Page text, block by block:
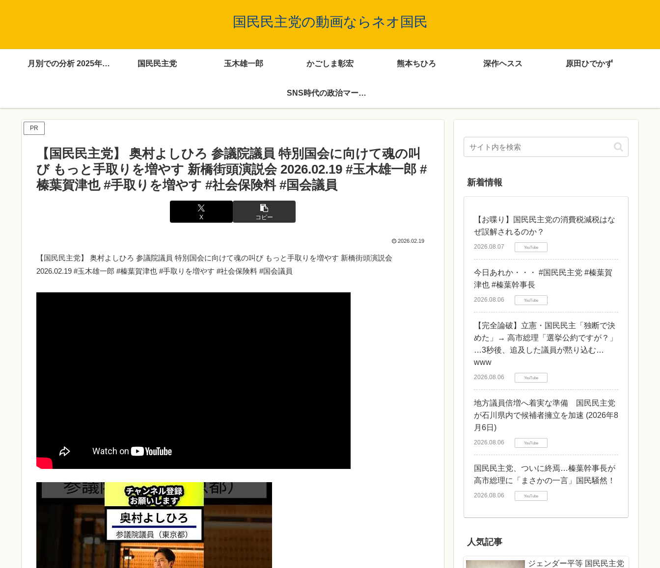
国民民主党の動画ならネオ国民
月別での分析 2025年4月～12月 国民民主党 玉木雄一郎 かごしま彰宏 熊本ちひろ 深作ヘスス 原田ひでかず
SNS時代の政治マーケティング
PR
【国民民主党】 奥村よしひろ 参議院議員 特別国会に向けて魂の叫
び もっと手取りを増やす 新橋街頭演説会 2026.02.19 #玉木雄一郎 #
榛葉賀津也 #手取りを増やす #社会保険料 #国会議員
X コピー
2026.02.19
【国民民主党】 奥村よしひろ 参議院議員 特別国会に向けて魂の叫び もっと手取りを増やす 新橋街頭演説会
2026.02.19 #玉木雄一郎 #榛葉賀津也 #手取りを増やす #社会保険料 #国会議員
新着情報
【お喋り】国民民主党の消費税減税はな
ぜ誤解されるのか？
2026.08.07 YouTube
今日あれか・・・ #国民民主党 #榛葉賀
津也 #榛葉幹事長
2026.08.06 YouTube
【完全論破】立憲・国民民主「独断で決
めた」→ 高市総理「選挙公約ですが？」
…3秒後、追及した議員が黙り込む…
www
2026.08.06 YouTube
地方議員倍増へ着実な準備 国民民主党
が石川県内で候補者擁立を加速 (2026年8
月6日)
2026.08.06 YouTube
国民民主党、ついに終焉…榛葉幹事長が
高市総理に「まさかの一言」国民騒然！
2026.08.06 YouTube
人気記事
ジェンダー平等 国民民主党